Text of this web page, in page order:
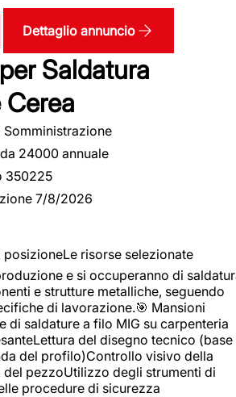
Dettaglio annuncio
Saldatura
Somministrazione
24000 annuale
350225
7/8/2026
posizioneLe risorse selezionate
e si occuperanno di
e strutture metalliche, seguendo
di lavorazione.🎯 Mansioni
di saldature a filo MIG su carpenteria
del disegno tecnico (base
del profilo)Controllo visivo della
del pezzoUtilizzo degli strumenti di
procedure di sicurezza